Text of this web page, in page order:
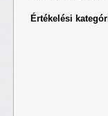
Értékelési